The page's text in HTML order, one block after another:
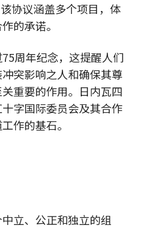
协议涵盖多个项目，体
的承诺。
周年纪念，这提醒人们
突影响之人和确保其尊
重要的作用。日内瓦四
字国际委员会及其合作
作的基石。
立、公正和独立的组